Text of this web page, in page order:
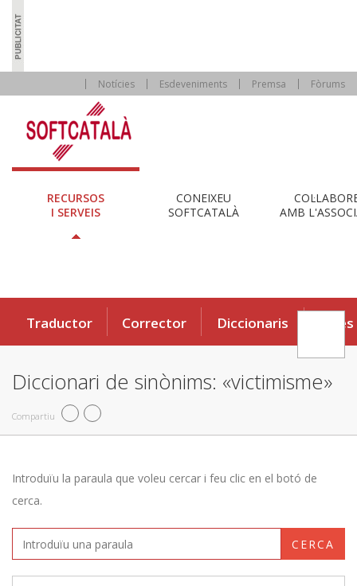
Notícies Esdeveniments Premsa Fòrums
RECURSOS
I SERVEIS
CONEIXEU
SOFTCATALÀ
AMB
Traductor Corrector Diccionaris Eines
Diccionari de sinònims: «victimisme»
Compartiu
Introduïu la paraula que voleu cercar i feu clic en el botó de
cerca.
CERCA